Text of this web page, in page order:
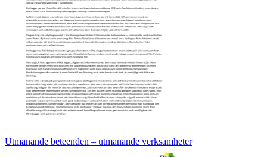
Utmanande beteenden – utmanande verksamheter